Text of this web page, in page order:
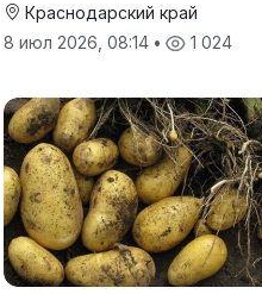
Краснодарский край
8 июл 2026, 08:14 • 1 024